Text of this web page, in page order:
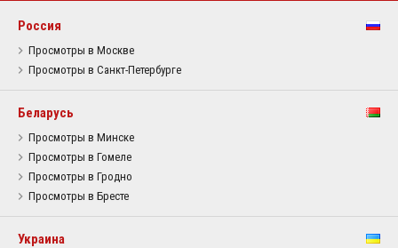
Россия
Просмотры в Москве
Просмотры в Санкт-Петербурге
Беларусь
Просмотры в Минске
Просмотры в Гомеле
Просмотры в Гродно
Просмотры в Бресте
Украина